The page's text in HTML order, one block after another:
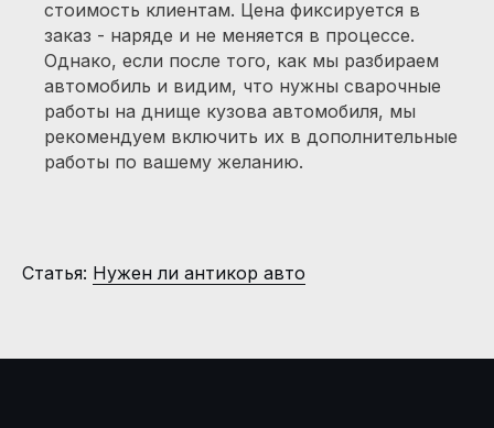
стоимость клиентам. Цена фиксируется в
заказ - наряде и не меняется в процессе.
Однако, если после того, как мы разбираем
автомобиль и видим, что нужны сварочные
работы на днище кузова автомобиля, мы
рекомендуем включить их в дополнительные
работы по вашему желанию.
Статья: Нужен ли антикор авто
Услуги
Диагностика